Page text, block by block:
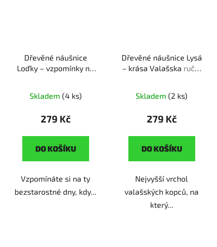
Dřevěné náušnice
Loďky – vzpomínky na
milovnice originálních
Skladem (4 ks)
279 Kč
DO KOŠÍKU
Vzpomínáte si na ty
bezstarostné dny, kdy...
Dřevěné náušnice Lysá
– krása Valašska ruční
Skladem (2 ks)
279 Kč
DO KOŠÍKU
Nejvyšší vrchol
valašských kopců, na
který...